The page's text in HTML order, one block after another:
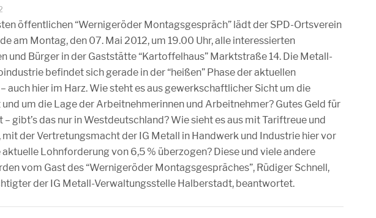
öffentlichen “Wernigeröder Montagsgespräch” lädt der SPD-Ortsverein
am Montag, den 07. Mai 2012, um 19.00 Uhr, alle interessierten
und Bürger in der Gaststätte “Kartoffelhaus” Marktstraße 14. Die Metall-
befindet sich gerade in der “heißen” Phase der aktuellen
auch hier im Harz. Wie steht es aus gewerkschaftlicher Sicht um die
um die Lage der Arbeitnehmerinnen und Arbeitnehmer? Gutes Geld für
– gibt’s das nur in Westdeutschland? Wie sieht es aus mit Tariftreue und
der Vertretungsmacht der IG Metall in Handwerk und Industrie hier vor
aktuelle Lohnforderung von 6,5 % überzogen? Diese und viele andere
vom Gast des “Wernigeröder Montagsgespräches”, Rüdiger Schnell,
der IG Metall-Verwaltungsstelle Halberstadt, beantwortet.